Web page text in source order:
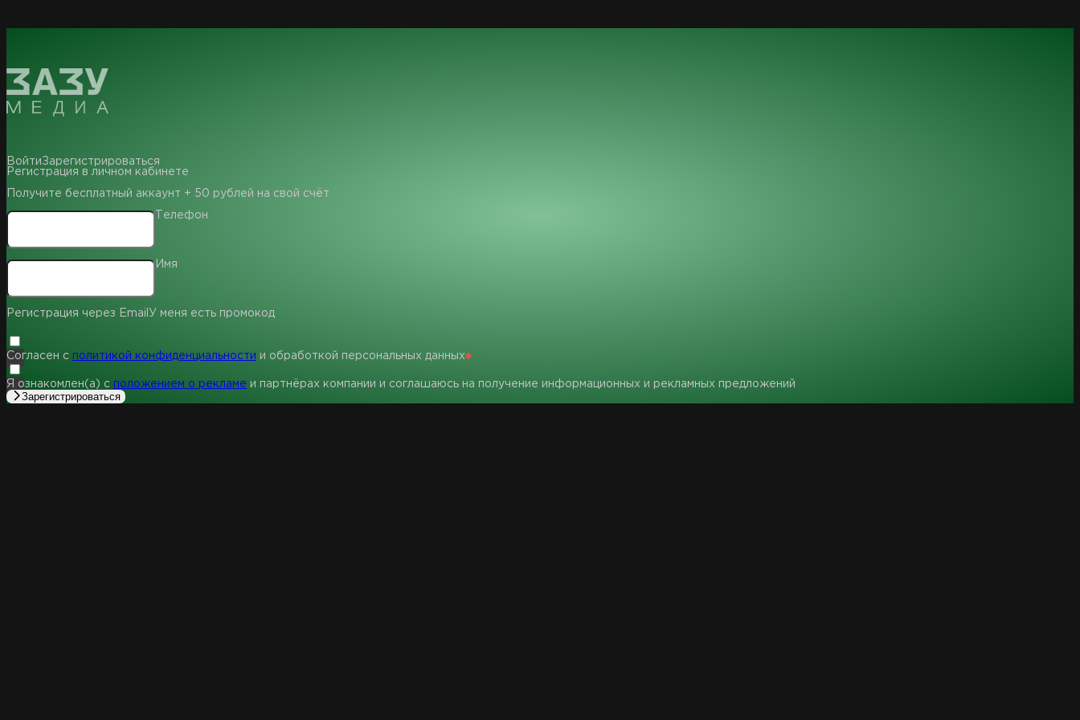
ВойтиЗарегистрироваться
Регистрация в личном кабинете
Получите бесплатный аккаунт + 50 рублей на свой счёт
Телефон
Имя
Регистрация через Email У меня есть промокод
Согласен с политикой конфиденциальности и обработкой персональных данных
Я ознакомлен(а) с положением о рекламе и партнёрах компании и соглашаюсь на получение информационных и рекламных предложений
Зарегистрироваться